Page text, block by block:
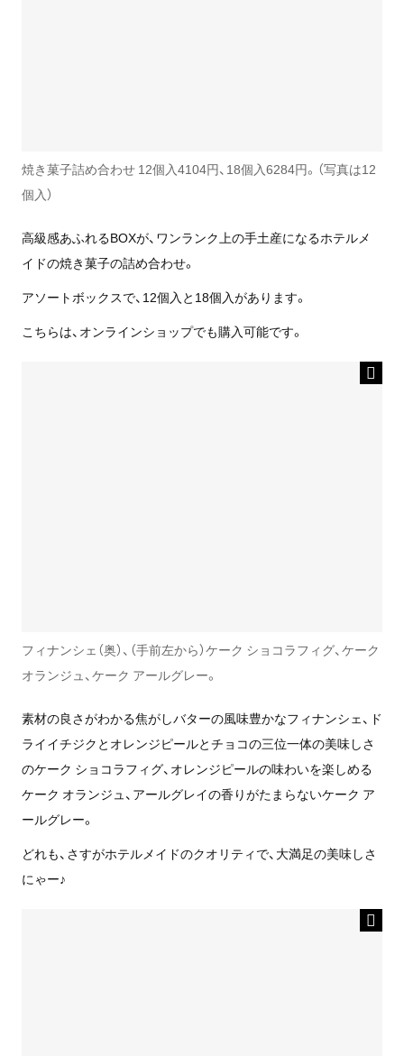
焼き菓子詰め合わせ 12個入4104円、18個入6284円。（写真は12
個入）
高級感あふれるBOXが、ワンランク上の手土産になるホテルメ
イドの焼き菓子の詰め合わせ。
アソートボックスで、12個入と18個入があります。
こちらは、オンラインショップでも購入可能です。
フィナンシェ（奥）、（手前左から）ケーク ショコラフィグ、ケーク
オランジュ、ケーク アールグレー。
素材の良さがわかる焦がしバターの風味豊かなフィナンシェ、ド
ライイチジクとオレンジピールとチョコの三位一体の美味しさ
のケーク ショコラフィグ、オレンジピールの味わいを楽しめる
ケーク オランジュ、アールグレイの香りがたまらないケーク ア
ールグレー。
どれも、さすがホテルメイドのクオリティで、大満足の美味しさ
にゃー♪